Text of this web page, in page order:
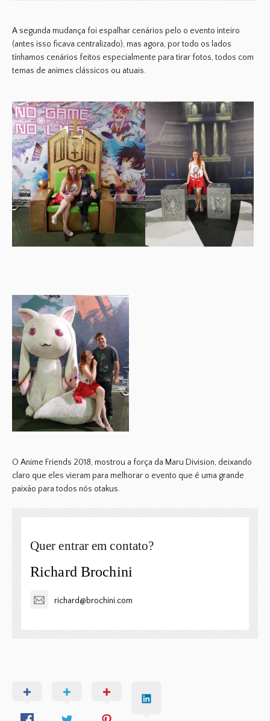
A segunda mudança foi espalhar cenários pelo o evento inteiro
(antes isso ficava centralizado), mas agora, por todo os lados
tínhamos cenários feitos especialmente para tirar fotos, todos com
temas de animes clássicos ou atuais.
O Anime Friends 2018, mostrou a força da Maru Division, deixando
claro que eles vieram para melhorar o evento que é uma grande
paixão para todos nós otakus.
Quer entrar em contato?
Richard Brochini
richard@brochini.com